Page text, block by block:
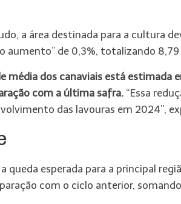
a área destinada para a cultura
aumento” de 0,3%, totalizando
média dos canaviais está estimada
com a última safra. “Essa
das lavouras em 2024”,
queda esperada para a principal
com o ciclo anterior,